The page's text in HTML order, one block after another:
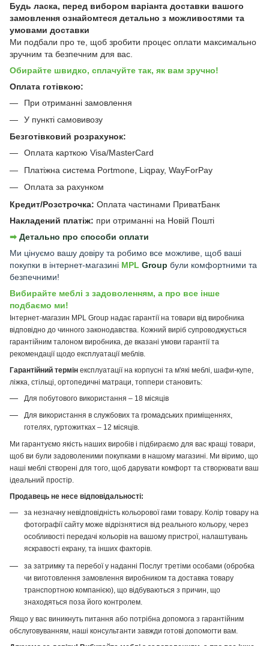
Будь ласка, перед вибором варіанта доставки вашого
замовлення ознайомтеся детально з можливостями та
умовами доставки
Ми подбали про те, щоб зробити процес оплати максимально
зручним та безпечним для вас.
Обирайте швидко, сплачуйте так, як вам зручно!
Оплата готівкою:
При отриманні замовлення
У пункті самовивозу
Безготівковий розрахунок:
Оплата карткою Visa/MasterCard
Платіжна система Portmone, Liqpay, WayForPay
Оплата за рахунком
Кредит/Розстрочка: Оплата частинами ПриватБанк
Накладений платіж: при отриманні на Новій Пошті
➡︎ Детально про способи оплати
Ми цінуємо вашу довіру та робимо все можливе, щоб ваші
покупки в інтернет-магазині MPL Group були комфортними та
безпечними!
Вибирайте меблі з задоволенням, а про все інше
подбаємо ми!
Інтернет-магазин MPL Group надає гарантії на товари від виробника
відповідно до чинного законодавства. Кожний виріб супроводжується
гарантійним талоном виробника, де вказані умови гарантії та
рекомендації щодо експлуатації меблів.
Гарантійний термін експлуатації на корпусні та м'які меблі, шафи-купе,
ліжка, стільці, ортопедичні матраци, топпери становить:
Для побутового використання – 18 місяців
Для використання в службових та громадських приміщеннях,
готелях, гуртожитках – 12 місяців.
Ми гарантуємо якість наших виробів і підбираємо для вас кращі товари,
щоб ви були задоволеними покупками в нашому магазині. Ми віримо, що
наші меблі створені для того, щоб дарувати комфорт та створювати ваш
ідеальний простір.
Продавець не несе відповідальності:
за незначну невідповідність кольорової гами товару. Колір товару на
фотографії сайту може відрізнятися від реального кольору, через
особливості передачі кольорів на вашому пристрої, налаштувань
яскравості екрану, та інших факторів.
за затримку та перебої у наданні Послуг третіми особами (обробка
чи виготовлення замовлення виробником та доставка товару
транспортною компанією), що відбуваються з причин, що
знаходяться поза його контролем.
Якщо у вас виникнуть питання або потрібна допомога з гарантійним
обслуговуванням, наші консультанти завжди готові допомогти вам.